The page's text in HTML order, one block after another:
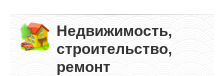
Недвижимость,
строительство,
ремонт